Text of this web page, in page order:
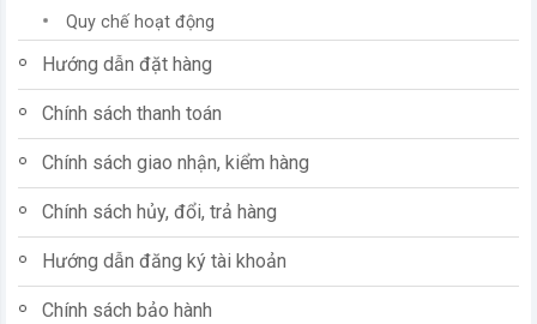
Quy chế hoạt động
Hướng dẫn đặt hàng
Chính sách thanh toán
Chính sách giao nhận, kiểm hàng
Chính sách hủy, đổi, trả hàng
Hướng dẫn đăng ký tài khoản
Chính sách bảo hành